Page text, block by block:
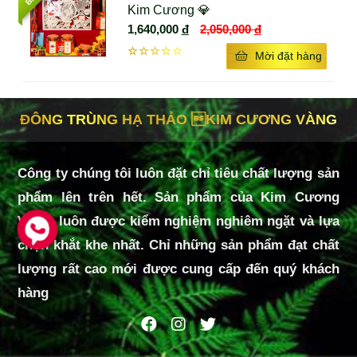
Hỗ trợ điều tiết đường huyết, kiểm soát bệnh
tiểu đường
Hỗ trợ các bệnh liên quan tim mạch, huyết áp,
Hỗ trợ trị các bệnh liên quan đến gan, xơ gan,
viêm gan
Hỗ trợ trị các bệnh liên quan đến phổi, hô hấp,
hen suyễn, viêm phế quản
Hỗ trợ tăng cường chức năng sinh lý cho cả
nam và nữ
Chống mệt mỏi
Ứng dụng trong điều trị HIV/AIDS
(Theo báo Sức Khỏe Đời Sống - Cơ Quan Ngôn
Luận Của Bộ Y Tế)
Kim Cương 💎
1,640,000 đ 2,050,000đ
☆☆☆☆☆ Mời đặt hàng
ĐÔNG TRÙNG HẠ THẢO KIM CƯƠNG VÀNG
Công ty chúng tôi luôn đặt chỉ tiêu chất lượng sản
phẩm lên trên hết. Sản phẩm của Kim Cương
Vàng luôn được kiểm nghiệm nghiêm ngặt và lựa
chọn khắt khe nhất. Chỉ những sản phẩm đạt chất
lượng rất cao mới được cung cấp đến quý khách
hàng